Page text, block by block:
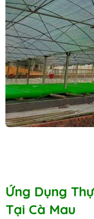
Ứng Dụng
Tại Cà Mau